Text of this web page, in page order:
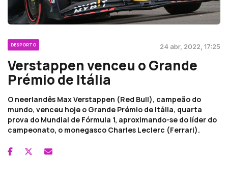
DESPORTO 24 abr, 2022, 17:25
Verstappen venceu o Grande
Prémio de Itália
O neerlandês Max Verstappen (Red Bull), campeão do
mundo, venceu hoje o Grande Prémio de Itália, quarta
prova do Mundial de Fórmula 1, aproximando-se do líder do
campeonato, o monegasco Charles Leclerc (Ferrari).